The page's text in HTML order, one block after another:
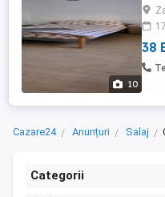
10
38
Cazare24 Anunțuri Salaj
Categorii